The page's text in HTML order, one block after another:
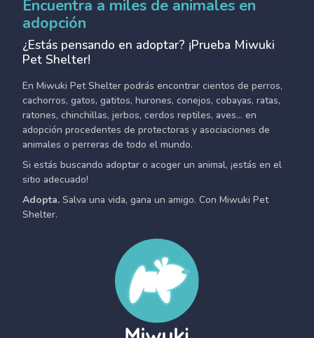
Encuentra a miles de animales en
adopción
¿Estás pensando en adoptar? ¡Prueba Miwuki
Pet Shelter!
En Miwuki Pet Shelter podrás encontrar cientos de perros,
cachorros, gatos, gatitos, hurones, conejos, cobayas, ratas,
ratones, chinchillas, jerbos, cerdos reptiles, aves... en
adopción procedentes de protectoras y asociaciones de
animales o perreras de todo el mundo.
Si estás buscando adoptar o acoger un animal, ¡estás en el
sitio adecuado!
Adopta. Salva una vida, gana un amigo. Con Miwuki Pet
Shelter.